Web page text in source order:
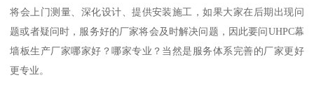
将会上门测量、深化设计、提供安装施工，如果大家在后期出现问
题或者疑问时，服务好的厂家将会及时解决问题，因此要问UHPC幕
墙板生产厂家哪家好？哪家专业？当然是服务体系完善的厂家更好
更专业。